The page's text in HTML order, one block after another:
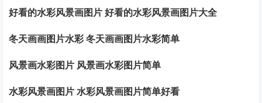
好看的水彩风景画图片 好看的水彩风景画图片大全
冬天画画图片水彩 冬天画画图片水彩简单
风景画水彩图片 风景画水彩图片简单
水彩风景画图片 水彩风景画图片简单好看